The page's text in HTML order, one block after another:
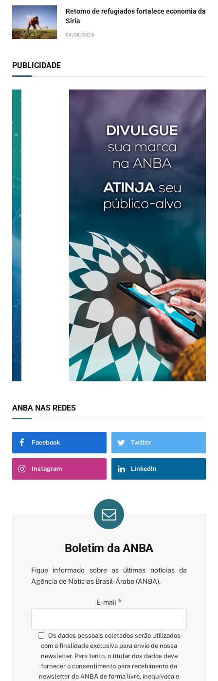
Retorno de refugiados fortalece economia da
Síria
04/08/2026
PUBLICIDADE
ANBA NAS REDES
Facebook Twitter
Instagram LinkedIn
Boletim da ANBA
Fique informado sobre as últimas notícias da
Agência de Notícias Brasil-Árabe (ANBA).
E-mail*
Os dados pessoais coletados serão utilizados
com a finalidade exclusiva para envio de nossa
newsletter. Para tanto, o titular dos dados deve
fornecer o consentimento para recebimento da
newsletter da ANBA de forma livre, inequívoca e